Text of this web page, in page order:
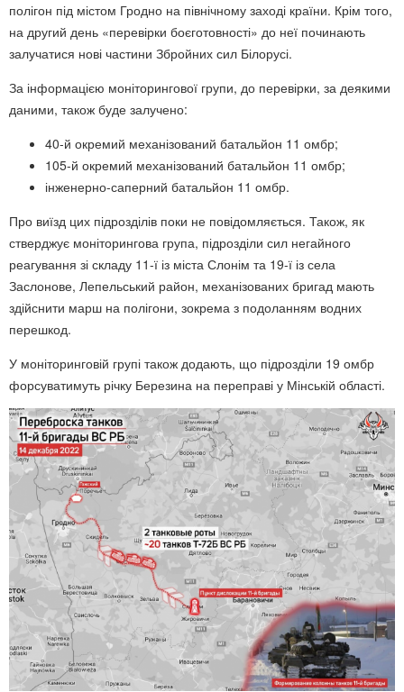
полігон під містом Гродно на північному заході країни. Крім того,
на другий день «перевірки боєготовності» до неї починають
залучатися нові частини Збройних сил Білорусі.
За інформацією моніторингової групи, до перевірки, за деякими
даними, також буде залучено:
40-й окремий механізований батальйон 11 омбр;
105-й окремий механізований батальйон 11 омбр;
інженерно-саперний батальйон 11 омбр.
Про виїзд цих підрозділів поки не повідомляється. Також, як
стверджує моніторингова група, підрозділи сил негайного
реагування зі складу 11-ї із міста Слонім та 19-ї із села
Заслонове, Лепельський район, механізованих бригад мають
здійснити марш на полігони, зокрема з подоланням водних
перешкод.
У моніторинговій групі також додають, що підрозділи 19 омбр
форсуватимуть річку Березина на переправі у Мінській області.